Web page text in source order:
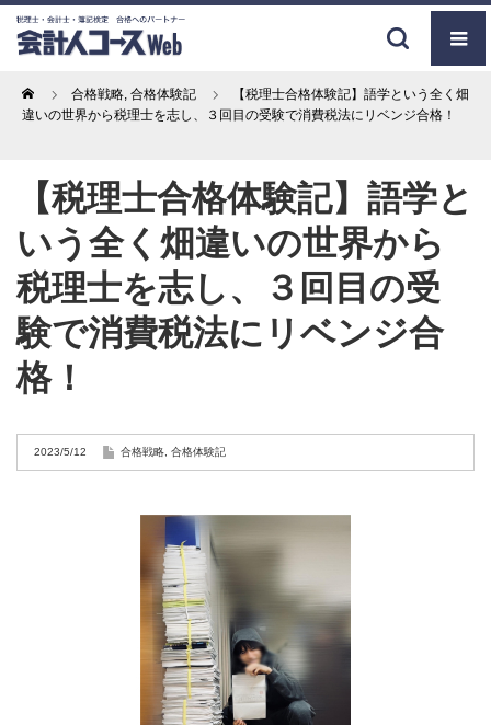
Home 合格戦略, 合格体験記
【税理士合格体験記】語学という全く畑
違いの世界から税理士を志し、３回目の受験で消費税法にリベンジ合格！
【税理士合格体験記】語学と
いう全く畑違いの世界から
税理士を志し、３回目の受
験で消費税法にリベンジ合
格！
2023/5/12 合格戦略 合格体験記